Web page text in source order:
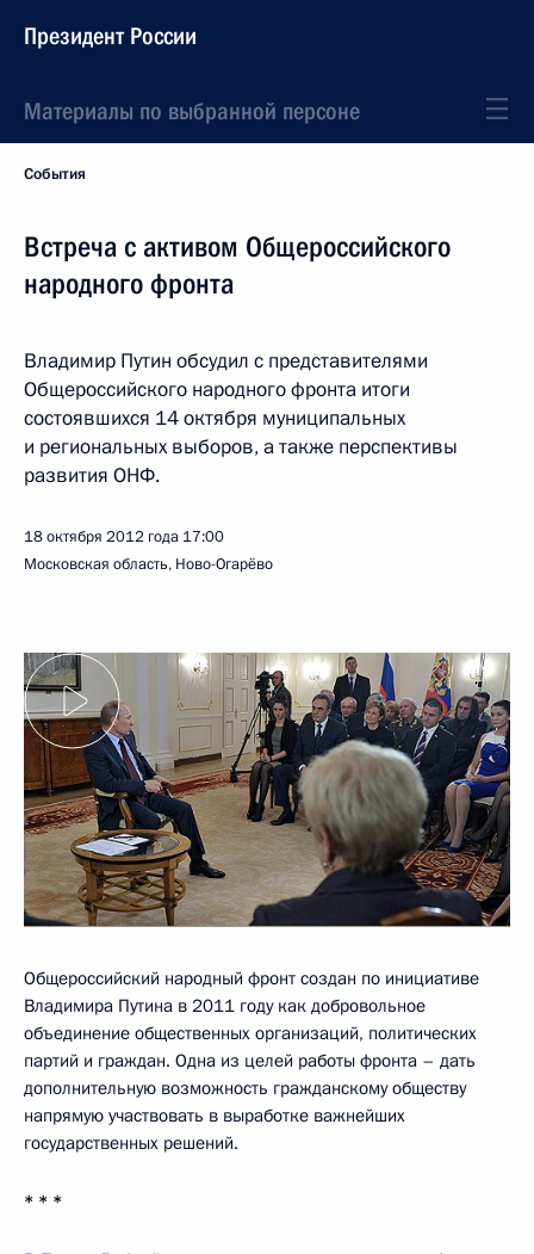
Президент России
Материалы по выбранной персоне
События
Встреча с активом Общероссийского
народного фронта
Владимир Путин обсудил с представителями
Общероссийского народного фронта итоги
состоявшихся 14 октября муниципальных
и региональных выборов, а также перспективы
развития ОНФ.
18 октября 2012 года 17:00
Московская область, Ново-Огарёво
Общероссийский народный фронт создан по инициативе
Владимира Путина в 2011 году как добровольное
объединение общественных организаций, политических
партий и граждан. Одна из целей работы фронта – дать
дополнительную возможность гражданскому обществу
напрямую участвовать в выработке важнейших
государственных решений.
* * *